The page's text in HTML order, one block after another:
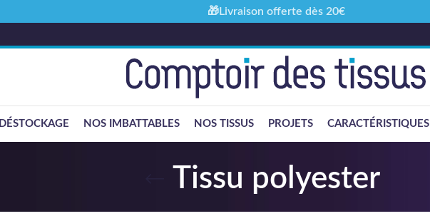
DÉSTOCKAGE NOS IMBATTABLES NOS TISSUS PROJETS CARACTÉRISTIQUES
Tissu polyester
🎁Livraison offerte dès 20€